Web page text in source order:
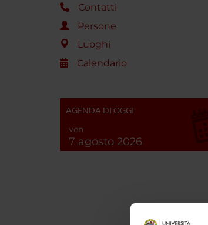
Contatti
Persone
Luoghi
Calendario
AGENDA DI OGGI
ven
7 agosto 2026